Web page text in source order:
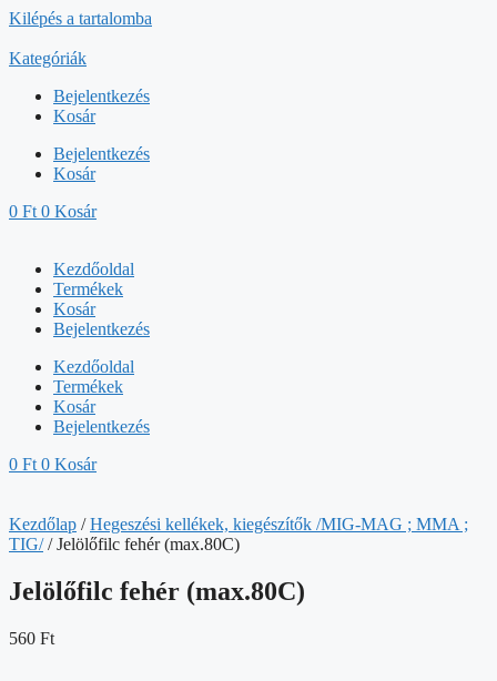
Kilépés a tartalomba
Kategóriák
Bejelentkezés
Kosár
Bejelentkezés
Kosár
0 Ft 0 Kosár
Kezdőoldal
Termékek
Kosár
Bejelentkezés
Kezdőoldal
Termékek
Kosár
Bejelentkezés
0 Ft 0 Kosár
Kezdőlap /Hegeszési kellékek, kiegészítők /MIG-MAG ; MMA ;
TIG// Jelölőfilc fehér (max.80C)
Jelölőfilc fehér (max.80C)
560 Ft